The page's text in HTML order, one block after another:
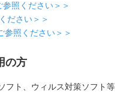
照ください＞＞
ださい＞＞
参照ください＞＞
の方
フト、ウィルス対策ソフト